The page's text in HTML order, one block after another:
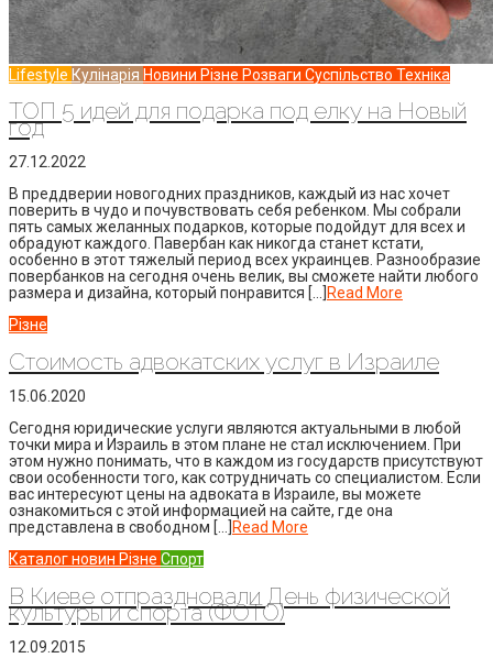
Lifestyle Кулінарія Новини Різне Розваги Суспільство Техніка
ТОП 5 идей для подарка под елку на Новый
год
27.12.2022
В преддверии новогодних праздников, каждый из нас хочет
поверить в чудо и почувствовать себя ребенком. Мы собрали
пять самых желанных подарков, которые подойдут для всех и
обрадуют каждого. Павербан как никогда станет кстати,
особенно в этот тяжелый период всех украинцев. Разнообразие
повербанков на сегодня очень велик, вы сможете найти любого
размера и дизайна, который понравится […] Read More
Різне
Стоимость адвокатских услуг в Израиле
15.06.2020
Сегодня юридические услуги являются актуальными в любой
точки мира и Израиль в этом плане не стал исключением. При
этом нужно понимать, что в каждом из государств присутствуют
свои особенности того, как сотрудничать со специалистом. Если
вас интересуют цены на адвоката в Израиле, вы можете
ознакомиться с этой информацией на сайте, где она
представлена в свободном […] Read More
Каталог новин Різне Спорт
В Киеве отпраздновали День физической
культуры и спорта (ФОТО)
12.09.2015